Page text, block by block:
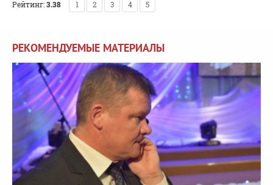
Рейтинг:3.38 1 2 3 4 5
РЕКОМЕНДУЕМЫЕ МАТЕРИАЛЫ